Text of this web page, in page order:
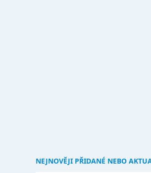
NEJNOVĚJI PŘIDANÉ NEBO